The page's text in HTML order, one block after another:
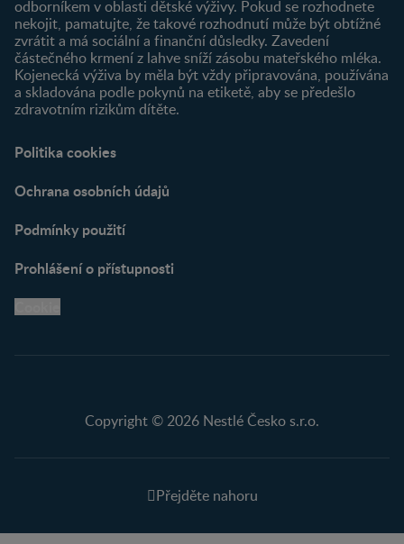
odborníkem v oblasti dětské výživy. Pokud se rozhodnete
nekojit, pamatujte, že takové rozhodnutí může být obtížné
zvrátit a má sociální a finanční důsledky. Zavedení
částečného krmení z lahve sníží zásobu mateřského mléka.
Kojenecká výživa by měla být vždy připravována, používána
a skladována podle pokynů na etiketě, aby se předešlo
zdravotním rizikům dítěte.
Politika cookies
Ochrana osobních údajů
Podmínky použití
Prohlášení o přístupnosti
Copyright © 2026 Nestlé Česko s.r.o.
Přejděte nahoru